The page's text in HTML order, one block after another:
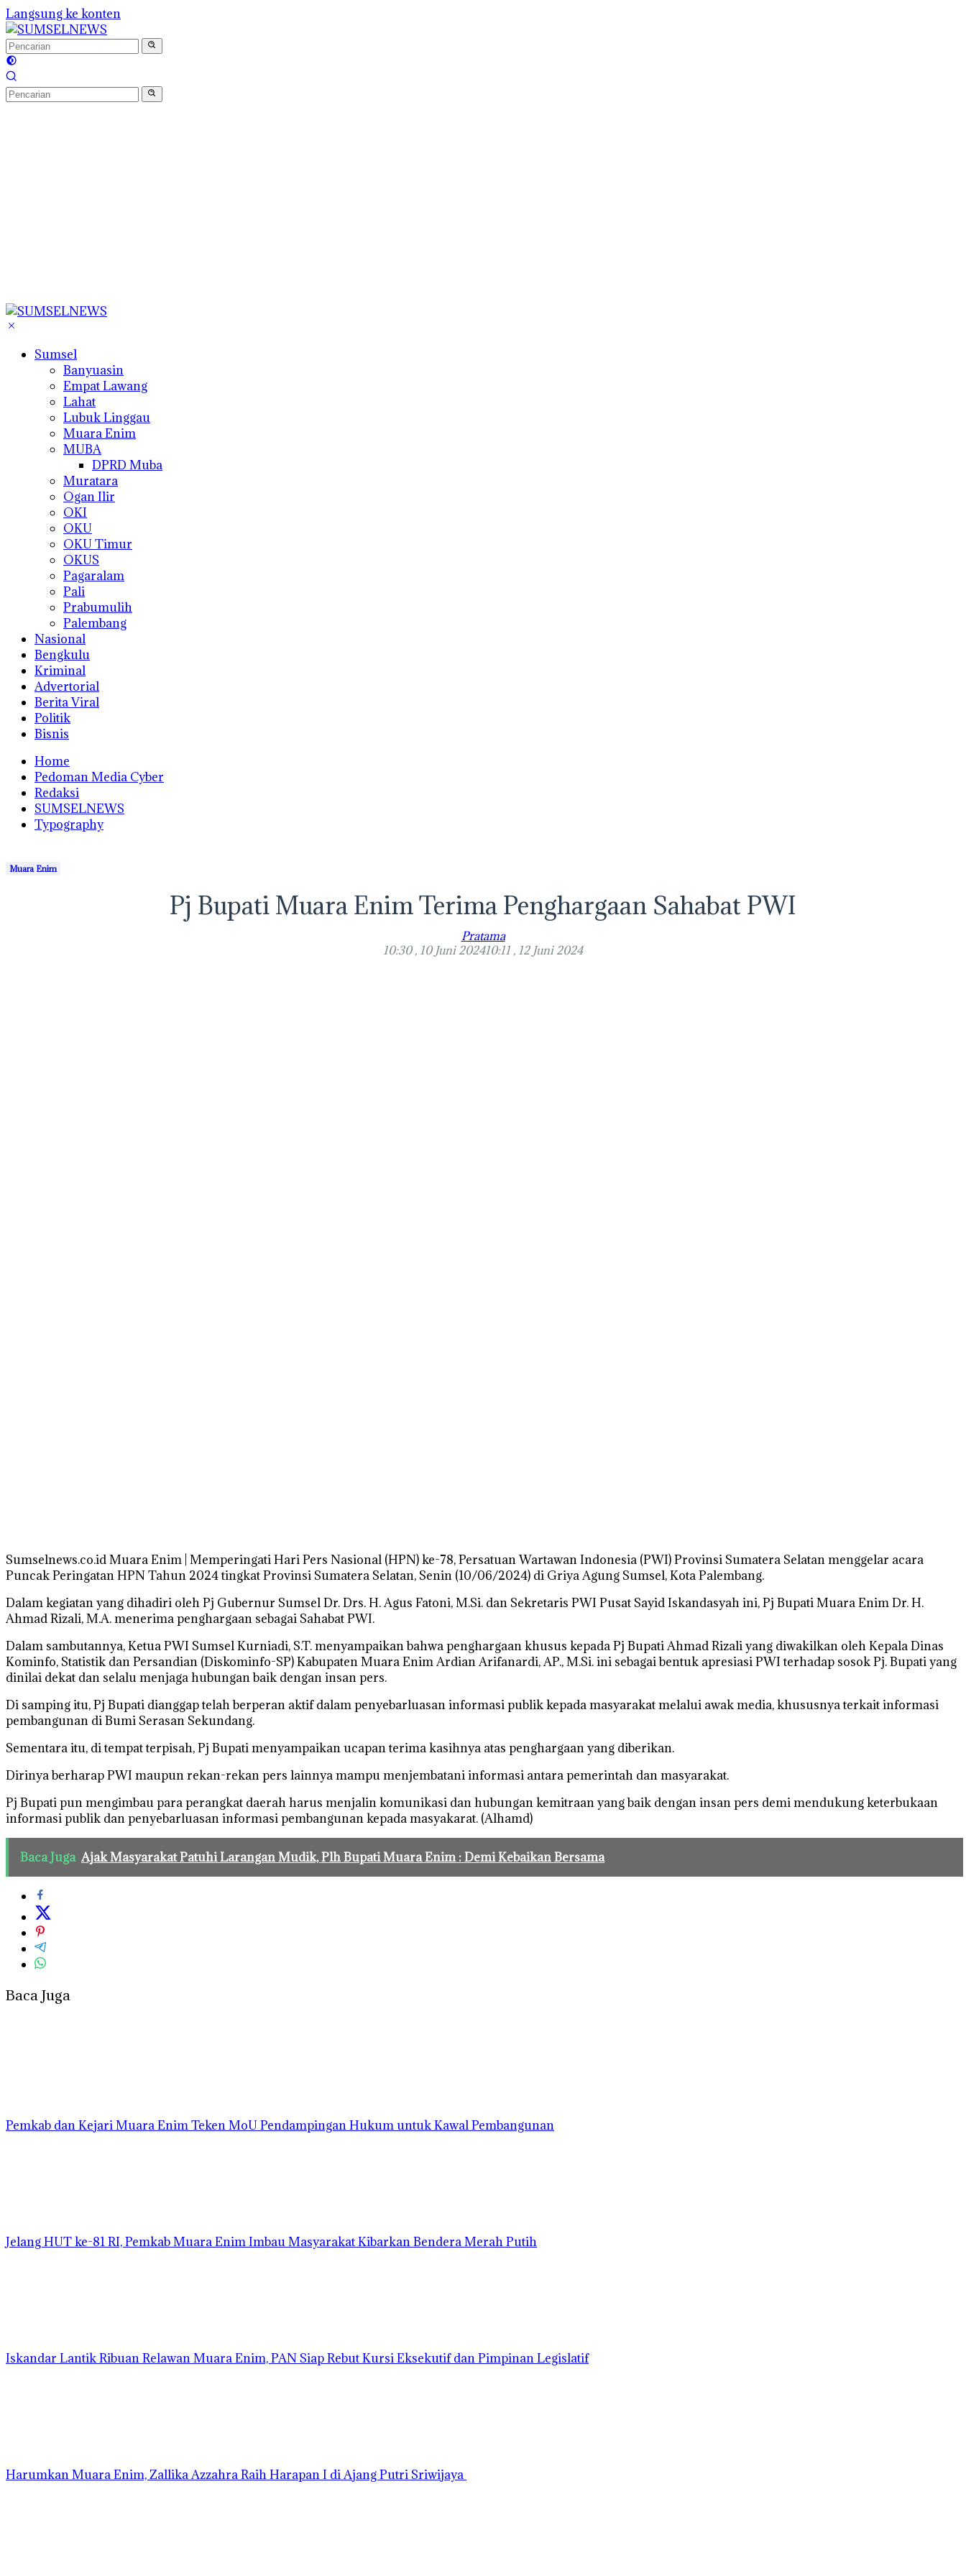
Langsung ke konten
Sumsel
Banyuasin
Empat Lawang
Lahat
Lubuk Linggau
Muara Enim
MUBA
DPRD Muba
Muratara
Ogan Ilir
OKI
OKU
OKU Timur
OKUS
Pagaralam
Pali
Prabumulih
Palembang
Nasional
Bengkulu
Kriminal
Advertorial
Berita Viral
Politik
Bisnis
Home
Pedoman Media Cyber
Redaksi
SUMSELNEWS
Typography
Muara Enim
Pj Bupati Muara Enim Terima Penghargaan Sahabat PWI
Pratama
10:30 , 10 Juni 202410:11 , 12 Juni 2024
Sumselnews.co.id Muara Enim | Memperingati Hari Pers Nasional (HPN) ke-78, Persatuan Wartawan Indonesia (PWI) Provinsi Sumatera Selatan menggelar acara
Puncak Peringatan HPN Tahun 2024 tingkat Provinsi Sumatera Selatan, Senin (10/06/2024) di Griya Agung Sumsel, Kota Palembang.
Dalam kegiatan yang dihadiri oleh Pj Gubernur Sumsel Dr. Drs. H. Agus Fatoni, M.Si. dan Sekretaris PWI Pusat Sayid Iskandasyah ini, Pj Bupati Muara Enim Dr. H.
Ahmad Rizali, M.A. menerima penghargaan sebagai Sahabat PWI.
Dalam sambutannya, Ketua PWI Sumsel Kurniadi, S.T. menyampaikan bahwa penghargaan khusus kepada Pj Bupati Ahmad Rizali yang diwakilkan oleh Kepala Dinas
Kominfo, Statistik dan Persandian (Diskominfo-SP) Kabupaten Muara Enim Ardian Arifanardi, AP., M.Si. ini sebagai bentuk apresiasi PWI terhadap sosok Pj. Bupati yang
dinilai dekat dan selalu menjaga hubungan baik dengan insan pers.
Di samping itu, Pj Bupati dianggap telah berperan aktif dalam penyebarluasan informasi publik kepada masyarakat melalui awak media, khususnya terkait informasi
pembangunan di Bumi Serasan Sekundang.
Sementara itu, di tempat terpisah, Pj Bupati menyampaikan ucapan terima kasihnya atas penghargaan yang diberikan.
Dirinya berharap PWI maupun rekan-rekan pers lainnya mampu menjembatani informasi antara pemerintah dan masyarakat.
Pj Bupati pun mengimbau para perangkat daerah harus menjalin komunikasi dan hubungan kemitraan yang baik dengan insan pers demi mendukung keterbukaan
informasi publik dan penyebarluasan informasi pembangunan kepada masyakarat. (Alhamd)
Baca Juga Ajak Masyarakat Patuhi Larangan Mudik, Plh Bupati Muara Enim : Demi Kebaikan Bersama
Baca Juga
Pemkab dan Kejari Muara Enim Teken MoU Pendampingan Hukum untuk Kawal Pembangunan
Jelang HUT ke-81 RI, Pemkab Muara Enim Imbau Masyarakat Kibarkan Bendera Merah Putih
Iskandar Lantik Ribuan Relawan Muara Enim, PAN Siap Rebut Kursi Eksekutif dan Pimpinan Legislatif
Harumkan Muara Enim, Zallika Azzahra Raih Harapan I di Ajang Putri Sriwijaya